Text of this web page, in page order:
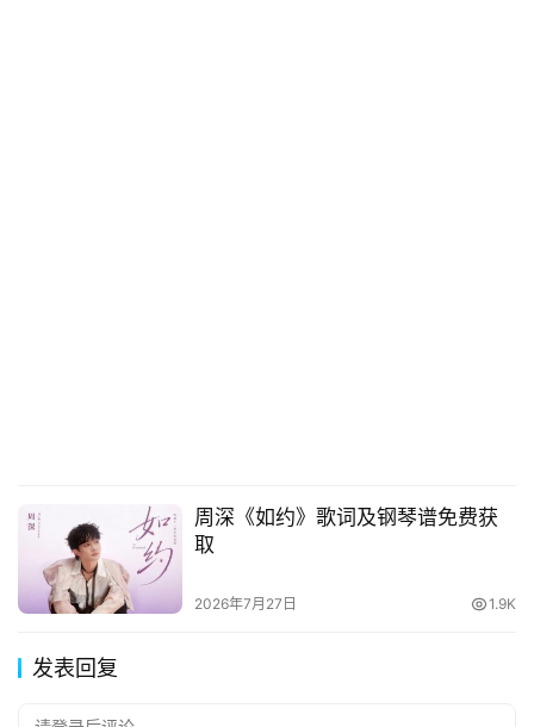
周深《如约》歌词及钢琴谱免费获
取
2026年7月27日 1.9K
发表回复